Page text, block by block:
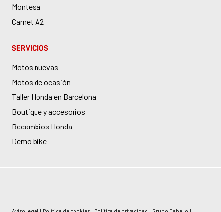
Montesa
Carnet A2
SERVICIOS
Motos nuevas
Motos de ocasión
Taller Honda en Barcelona
Boutique y accesorios
Recambios Honda
Demo bike